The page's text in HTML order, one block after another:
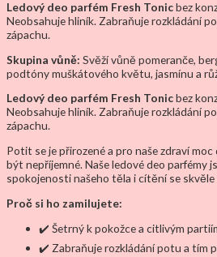
feromonů
50
ml
Ledový deo parfém Fresh Tonicbez
Neobsahuje hliník. Zabraňuje rozkládání
zápachu.
Skupina vůně: Svěží vůně pomeranče,
podtóny muškátového květu, jasmínu a
Ledový deo parfém Fresh Tonicbez
Neobsahuje hliník. Zabraňuje rozkládání
zápachu.
Potit se je přirozené a pro naše zdraví
být nepříjemné. Naše ledové deo parfémy
spokojenosti našeho těla i cítění se skvěle
Proč si ho zamilujete:
✔️ Šetrný k pokožce a citlivým
✔️ Zabraňuje rozkládání potu a tím